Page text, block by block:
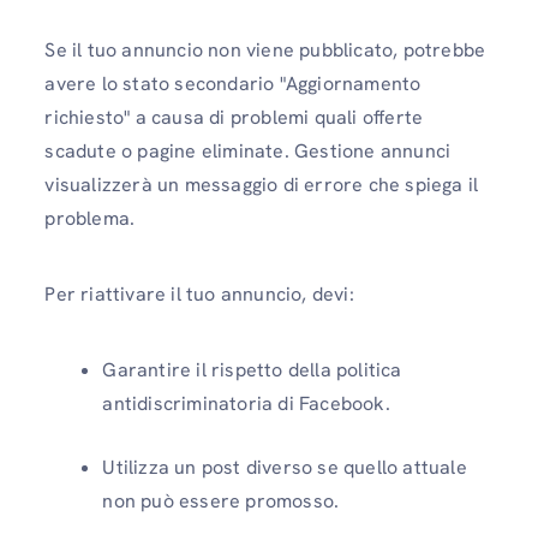
Se il tuo annuncio non viene pubblicato, potrebbe
avere lo stato secondario "Aggiornamento
richiesto" a causa di problemi quali offerte
scadute o pagine eliminate. Gestione annunci
visualizzerà un messaggio di errore che spiega il
problema.
Per riattivare il tuo annuncio, devi:
Garantire il rispetto della politica
antidiscriminatoria di Facebook.
Utilizza un post diverso se quello attuale
non può essere promosso.